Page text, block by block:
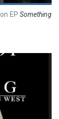
EPSomething